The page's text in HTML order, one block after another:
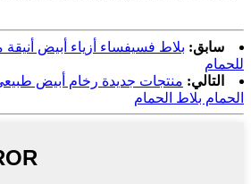
سابق: بلاط فسيفساء أزياء أبيض
للحمام
التالي: منتجات جديدة رخام أبيض
الحمام بلاط الحمام